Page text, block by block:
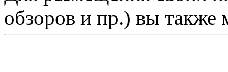
обзоров и пр.) вы также